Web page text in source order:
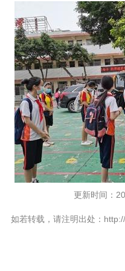
更新时间：
如若转载，请注明出处：